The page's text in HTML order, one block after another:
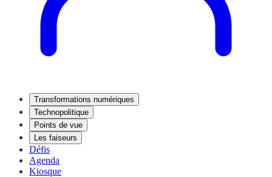
Transformations numériques
Technopolitique
Points de vue
Les faiseurs
Défis
Agenda
Kiosque